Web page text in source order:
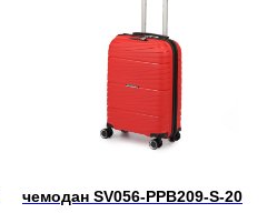
чемодан SV056-PPB209-S-20